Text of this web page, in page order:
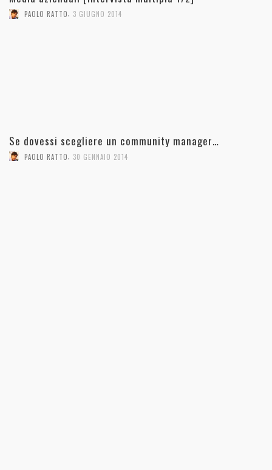
PAOLO RATTO 3 GIUGNO 2014
Se dovessi scegliere un community manager…
PAOLO RATTO 30 GENNAIO 2014